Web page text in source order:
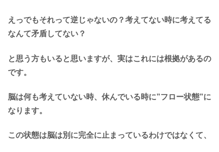
えっでもそれって逆じゃないの？考えてない時に考えてる
なんて矛盾してない？
と思う方もいると思いますが、実はこれには根拠があるの
です。
脳は何も考えていない時、休んでいる時に”フロー状態”に
なります。
この状態は脳は別に完全に止まっているわけではなくて、